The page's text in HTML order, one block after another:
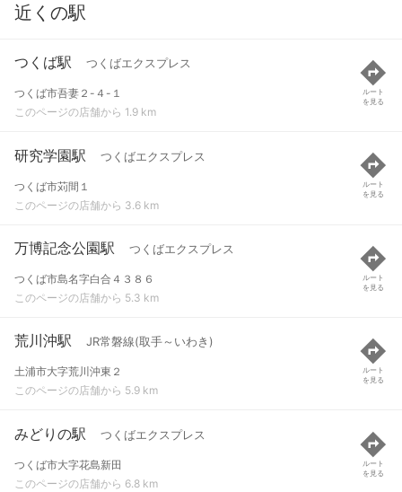
近くの駅
つくば駅 つくばエクスプレス
つくば市吾妻２-４-１
このページの店舗から 1.9 km
ルート
を見る
研究学園駅 つくばエクスプレス
つくば市苅間１
このページの店舗から 3.6 km
ルート
を見る
万博記念公園駅 つくばエクスプレス
つくば市島名字白合４３８６
このページの店舗から 5.3 km
ルート
を見る
荒川沖駅 JR常磐線(取手～いわき)
土浦市大字荒川沖東２
このページの店舗から 5.9 km
ルート
を見る
みどりの駅 つくばエクスプレス
つくば市大字花島新田
このページの店舗から 6.8 km
ルート
を見る